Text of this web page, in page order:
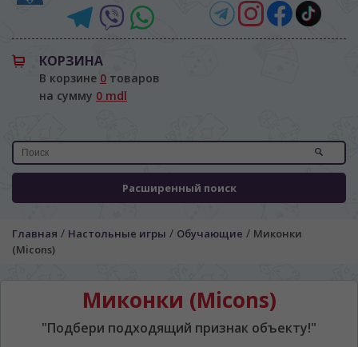
КОРЗИНА
В корзине 0 товаров
на сумму 0 mdl
Расширенный поиск
Главная / Настольные игры / Обучающие / Миконки
(Micons)
Миконки (Micons)
"Подбери подходящий признак объекту!"